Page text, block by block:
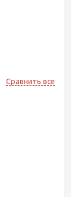
Сравнить все